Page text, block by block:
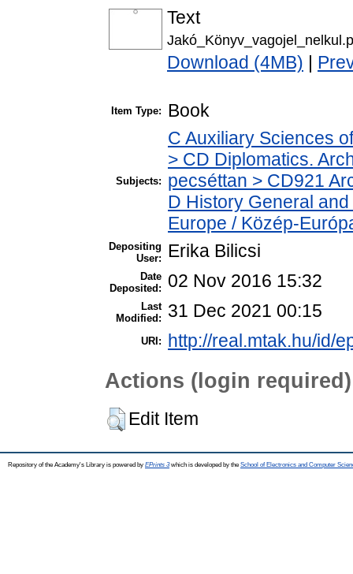
Text
Download (4MB)
Item Type: Book
Subjects:
C Auxiliary Sciences
> CD Diplomatics.
pecséttan > CD921
D History General
Europe / Közép-
Depositing
User:
Erika Bilicsi
Date
Deposited:
02 Nov 2016 15:32
Last
Modified:
31 Dec 2021 00:15
URI: http://real.mtak.hu/id/
Actions (login required)
Edit Item
Repository of the Academy's Library is powered by EPrints 3which is developed by the School of Electronics and Computer